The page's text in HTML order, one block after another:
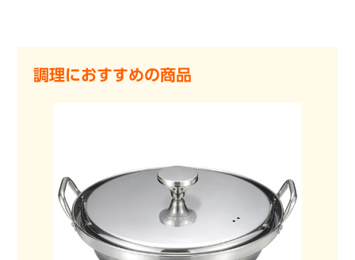
調理におすすめの商品